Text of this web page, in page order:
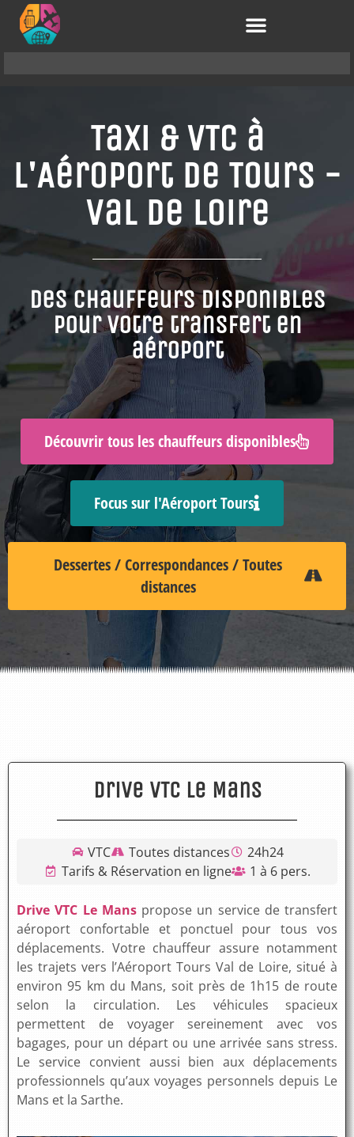
Taxi & VTC à
l'Aéroport de Tours -
Val de Loire
Des chauffeurs disponibles
pour votre transfert en
aéroport
Découvrir tous les chauffeurs disponibles
Focus sur l'Aéroport Tours
Dessertes / Correspondances / Toutes
distances
Drive VTC Le Mans
VTC Toutes distances
24h24
Tarifs & Réservation en ligne
1 à 6 pers.
Drive VTC Le Manspropose un service de transfert
aéroport confortable et ponctuel pour tous vos
déplacements. Votre chauffeur assure notamment
les trajets vers l’Aéroport Tours Val de Loire, situé à
environ 95 km du Mans, soit près de 1h15 de route
selon la circulation. Les véhicules spacieux
permettent de voyager sereinement avec vos
bagages, pour un départ ou une arrivée sans stress.
Le service convient aussi bien aux déplacements
professionnels qu’aux voyages personnels depuis Le
Mans et la Sarthe.